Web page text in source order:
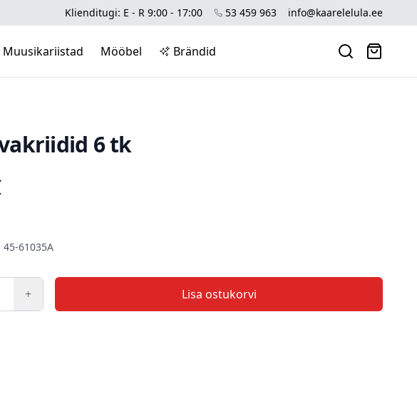
Klienditugi: E - R 9:00 - 17:00 53 459 963 info@kaarelelula.ee
Muusikariistad Mööbel Brändid
6 tk
45-61035A
+ Lisa ostukorvi